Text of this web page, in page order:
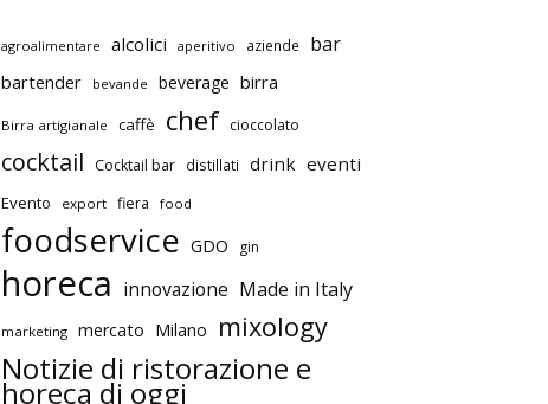
agroalimentare alcolici aperitivo aziende bar
bartender bevande beverage birra
Birra artigianale caffè chef cioccolato
cocktail Cocktail bar distillati drink eventi
Evento export fiera food
foodservice GDO gin
horeca innovazione Made in Italy
marketing mercato Milano mixology
Notizie di ristorazione e
horeca di oggi